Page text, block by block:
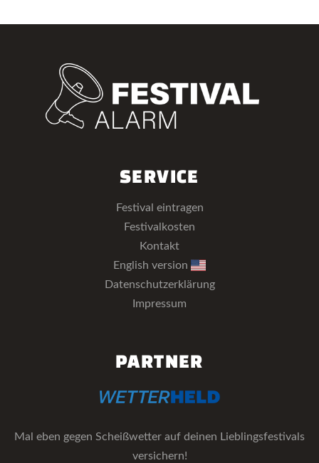
SERVICE
Festival eintragen
Festivalkosten
Kontakt
English version
Datenschutzerklärung
Impressum
PARTNER
Mal eben gegen Scheißwetter auf deinen Lieblingsfestivals
versichern!